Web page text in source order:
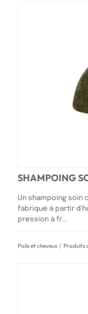
SHAMPOING
Un shampoing soin
fabriqué à partir
pression à fr...
Poils et cheveux / Produits